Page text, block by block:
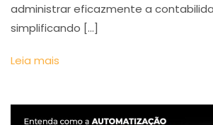
administrar eficazmente a
simplificando […]
Leia mais